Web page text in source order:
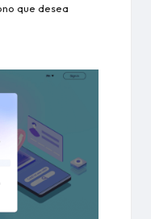
que desea